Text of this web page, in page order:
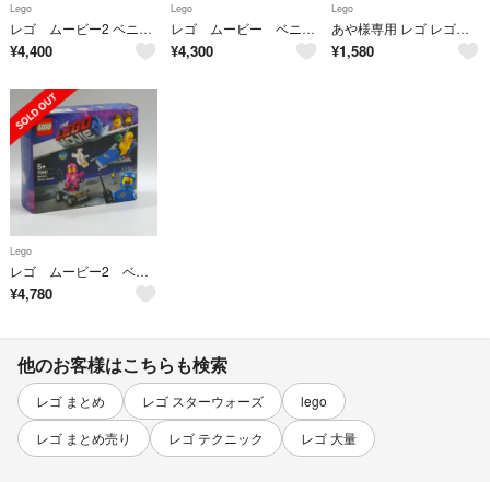
Lego
レゴ ムービー2 ベニーの宇宙スクワッド 70841
¥4,400
Lego
レゴ ムービー ベニーの宇宙スクワッド 70841
¥4,300
Lego
あや様専用 レゴ レゴムービー ベニーの宇宙スクワッド 70841
¥1,580
Lego
レゴ ムービー2 ベニーの宇宙スクワッド 70841
¥4,780
他のお客様はこちらも検索
レゴ まとめ レゴ スターウォーズ
lego
レゴ まとめ売り
レゴ テクニック レゴ 大量